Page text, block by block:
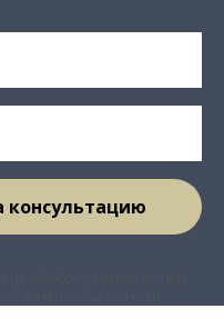
консультацию